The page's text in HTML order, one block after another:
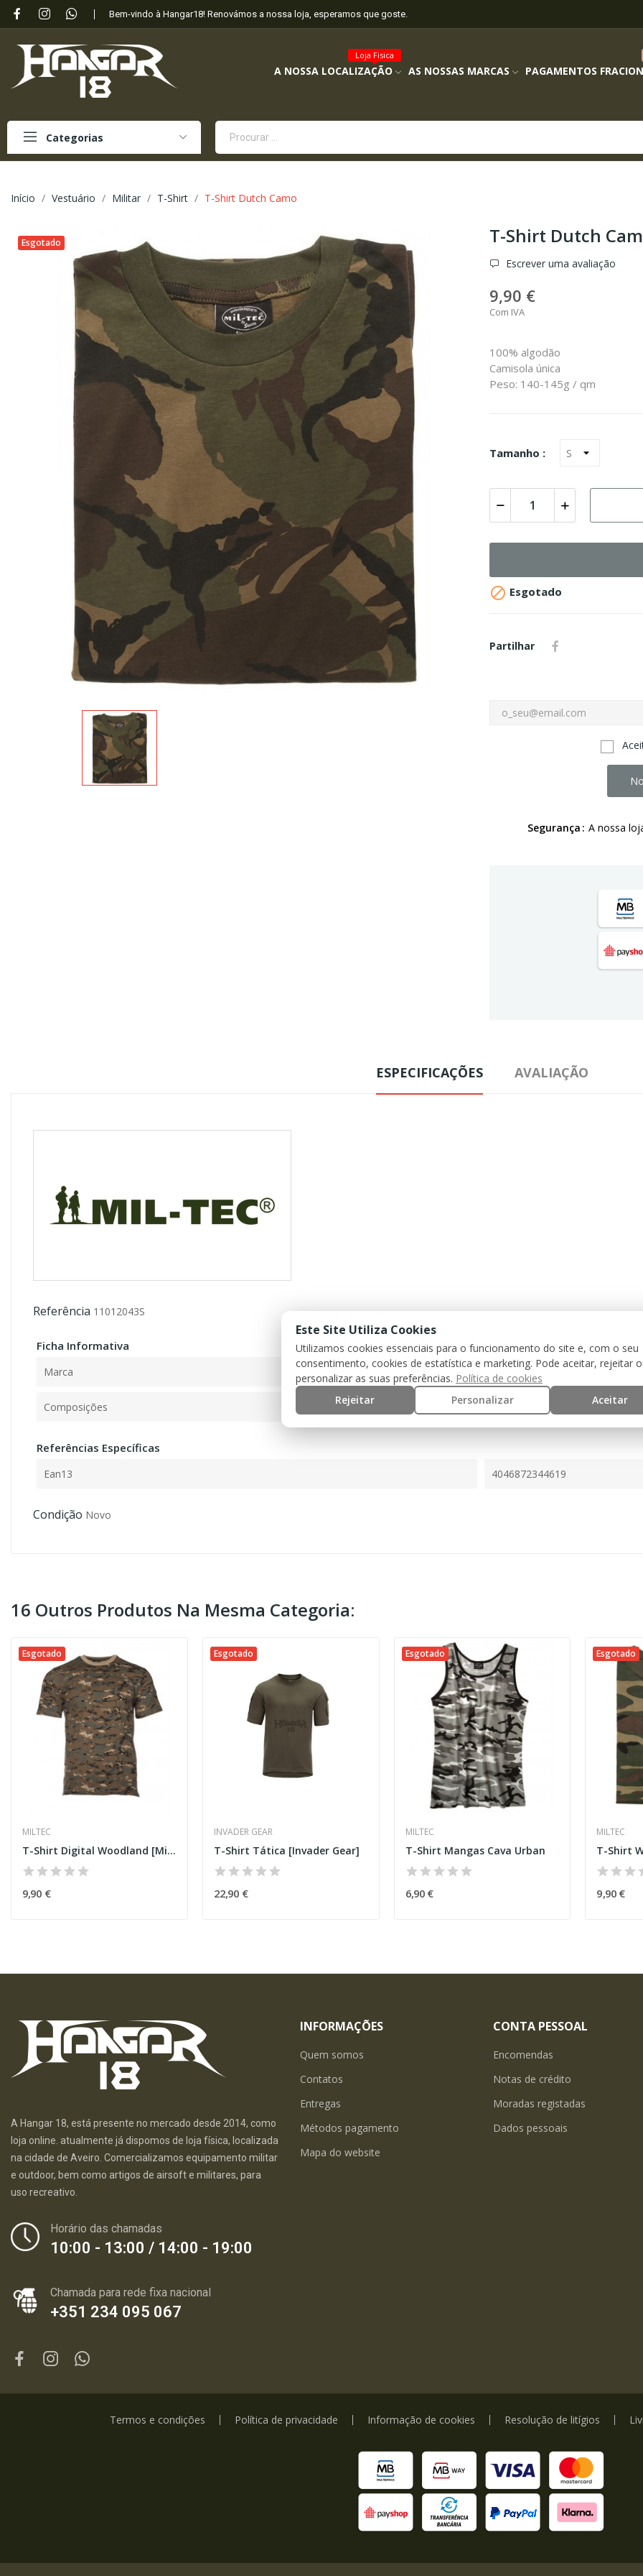
Bem-vindo à Hangar18! Renovámos a nossa loja, esperamos que goste.
A NOSSA LOCALIZAÇÃO
Loja Fisica
AS NOSSAS MARCAS PAGAMENTOS
Categorias
Início Vestuário Militar T-Shirt T-Shirt Dutch Camo
Esgotado T-Shirt Dutch
Escrever uma avaliação
9,90 €
Com IVA
100% algodão
Camisola única
Peso: 140-145g / qm
Tamanho :
 Esgotado
Partilhar
Segurança A nossa
ESPECIFICAÇÕES AVALIAÇÃO
Referência 11012043S
Ficha Informativa
Marca
Composições
Referências Específicas
Ean13 4046872344619
Condição Novo
16 Outros Produtos Na Mesma Categoria:
Esgotado
MILTEC
T-Shirt Digital Woodland [Miltec]
9,90 €
Esgotado
INVADER GEAR
T-Shirt Tática [Invader Gear]
22,90 €
Esgotado
MILTEC
T-Shirt Mangas Cava Urban
6,90 €
Esgotado
MILTEC
T-Shirt
9,90 €
A Hangar 18, está presente no mercado desde 2014, como
loja online. atualmente já dispomos de loja física, localizada
na cidade de Aveiro. Comercializamos equipamento militar
e outdoor, bem como artigos de airsoft e militares, para
uso recreativo.
Horário das chamadas
10:00 - 13:00 / 14:00 - 19:00
Chamada para rede fixa nacional
+351 234 095 067
INFORMAÇÕES
Quem somos
Contatos
Entregas
Métodos pagamento
Mapa do website
CONTA PESSOAL
Encomendas
Notas de crédito
Moradas registadas
Dados pessoais
Termos e condições Política de privacidade Informação de cookies Resolução de litígios
Este Site Utiliza Cookies
Utilizamos cookies essenciais para o funcionamento do site e, com o seu
consentimento, cookies de estatística e marketing. Pode aceitar, rejeitar
personalizar as suas preferências. Política de cookies
Rejeitar
Personalizar Aceitar